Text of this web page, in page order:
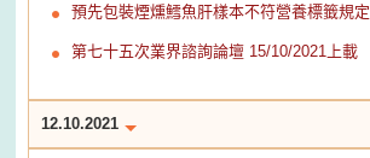
預先包裝煙燻鱈魚肝樣本不符營養標籤規定
第七十五次業界諮詢論壇 15/10/2021上載
12.10.2021